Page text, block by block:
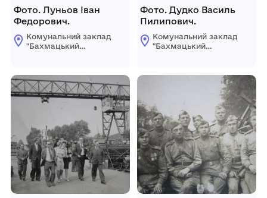
Фото. Луньов Іван
Федорович.
Комунальний заклад
"Бахмацький
Гнатовича
Яременка"
Бахмацької міської
ради
Фото. Дудко Василь
Пилипович.
Комунальний заклад
"Бахмацький
Гнатовича
Бахмацької міської
ради